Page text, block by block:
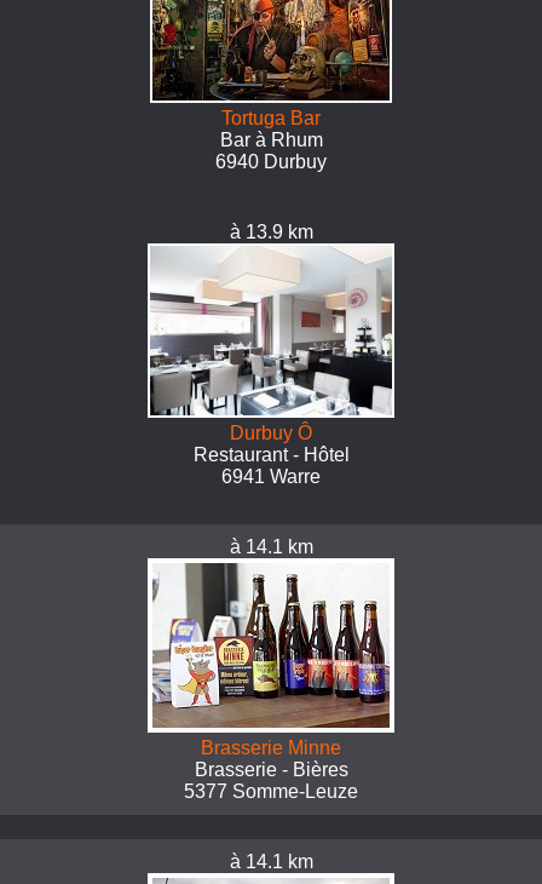
Tortuga Bar
Bar à Rhum
6940 Durbuy
à 13.9 km
Durbuy Ô
Restaurant - Hôtel
6941 Warre
à 14.1 km
Brasserie Minne
Brasserie - Bières
5377 Somme-Leuze
à 14.1 km